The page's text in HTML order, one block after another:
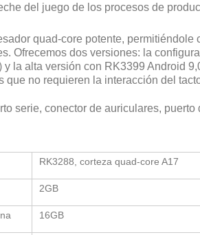
del juego de los procesos de
quad-core potente,
Ofrecemos dos versiones: la
y la alta versión con RK3399 Android
que no requieren la interacción del
serie, conector de auriculares, puerto
RK3288, corteza quad-core A17
2GB
16GB